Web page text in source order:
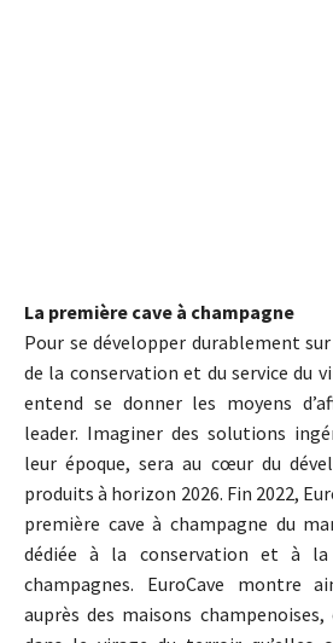
La première cave à champagne
Pour se développer durablement
de la conservation et du service du
entend se donner les moyens
leader. Imaginer des solutions
leur époque, sera au cœur du
produits à horizon 2026. Fin 2022,
première cave à champagne du
dédiée à la conservation et à
champagnes. EuroCave montre
auprès des maisons